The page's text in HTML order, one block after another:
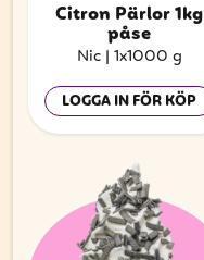
Citron Pärlor 1kg
påse
Nic | 1x1000 g
LOGGA IN FÖR KÖP